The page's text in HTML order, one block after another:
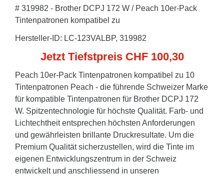
# 319982 - Brother DCPJ 172 W / Peach 10er-Pack
Tintenpatronen kompatibel zu
Hersteller-ID: LC-123VALBP, 319982
Jetzt Tiefstpreis CHF 100,30
Peach 10er-Pack Tintenpatronen kompatibel zu 10
Tintenpatronen Peach - die führende Schweizer Marke
für kompatible Tintenpatronen für Brother DCPJ 172
W. Spitzentechnologie für höchste Qualität. Farb- und
Lichtechtheit entsprechen höchsten Anforderungen
und gewährleisten brillante Druckresultate. Um die
Premium Qualität sicherzustellen, wird die Tinte im
eigenen Entwicklungszentrum in der Schweiz
entwickelt und anschliessend in unseren